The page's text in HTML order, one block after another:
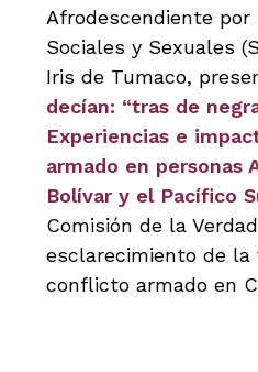
Afrodescendiente por
Sociales y Sexuales
Iris de Tumaco,
decían: “tras de
Experiencias e
armado en personas
Bolívar y el Pacífico
Comisión de la
esclarecimiento de la
conflicto armado en